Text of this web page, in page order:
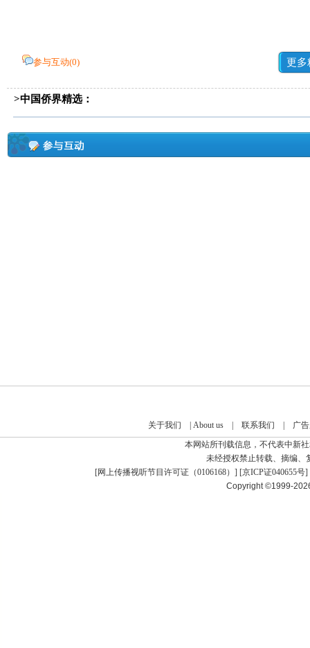
参与互动(0) 更多
>中国侨界精选：
关于我们 About us| 联系我们
广
本网站所刊载信息，不代表中新
未经授权禁止转载、摘编、
[网上传播视听节目许可证（0106168） ] [京ICP证040655号]
Copyright ©1999-